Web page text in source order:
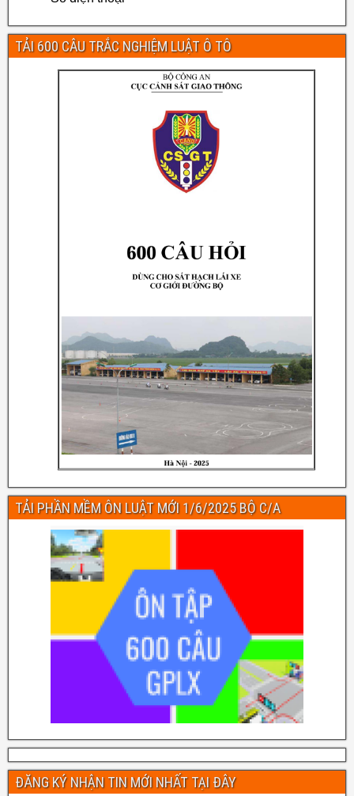
TẢI 600 CÂU TRẮC NGHIỆM LUẬT Ô TÔ
TẢI PHẦN MỀM ÔN LUẬT MỚI 1/6/2025 BỘ C/A
ĐĂNG KÝ NHẬN TIN MỚI NHẤT TẠI ĐÂY